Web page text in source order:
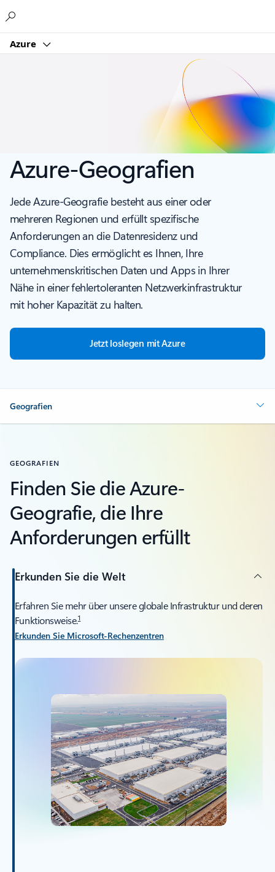
Azure
Azure-Geografien
Jede Azure-Geografie besteht aus einer oder
mehreren Regionen und erfüllt spezifische
Anforderungen an die Datenresidenz und
Compliance. Dies ermöglicht es Ihnen, Ihre
unternehmenskritischen Daten und Apps in Ihrer
Nähe in einer fehlertoleranten Netzwerkinfrastruktur
mit hoher Kapazität zu halten.
Jetzt loslegen mit Azure
Geografien
GEOGRAFIEN
Finden Sie die Azure-
Geografie, die Ihre
Anforderungen erfüllt
Erkunden Sie die Welt
Erfahren Sie mehr über unsere globale Infrastruktur und deren
Funktionsweise.1
Erkunden Sie Microsoft-Rechenzentren